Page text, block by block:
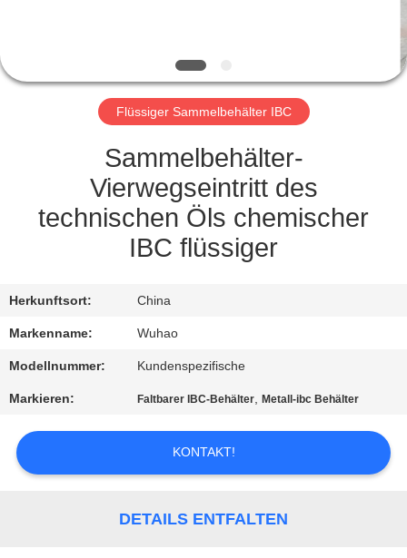
SIE
MIT
VERBINDUNG
EIN
ZITAT
SITEMAP
PRIVACY
POLICY
Flüssiger Sammelbehälter IBC
Sammelbehälter-
Vierwegseintritt des
technischen Öls chemischer
IBC flüssiger
Herkunftsort: China
Markenname: Wuhao
Modellnummer: Kundenspezifische
Markieren: Faltbarer IBC-Behälter,Metall-ibc Behälter
KONTAKT!
DETAILS ENTFALTEN